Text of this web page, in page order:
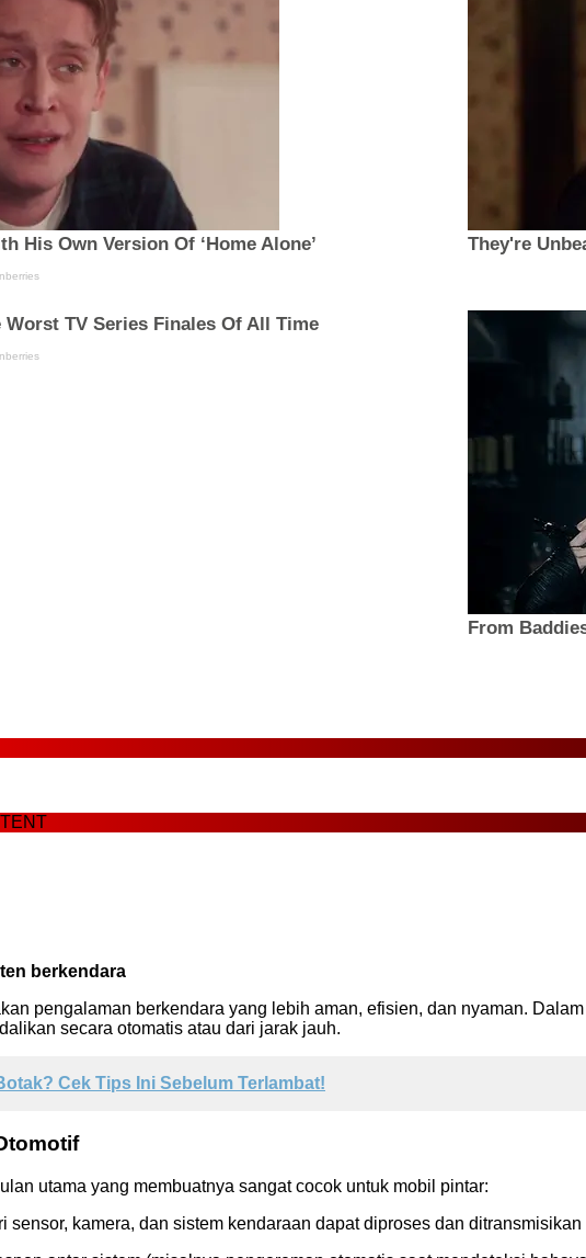
berkendara
pengalaman berkendara yang lebih aman, efisien, dan nyaman.
secara otomatis atau dari jarak jauh.
Cek Tips Ini Sebelum Terlambat!
utama yang membuatnya sangat cocok untuk mobil pintar:
sensor, kamera, dan sistem kendaraan dapat diproses dan